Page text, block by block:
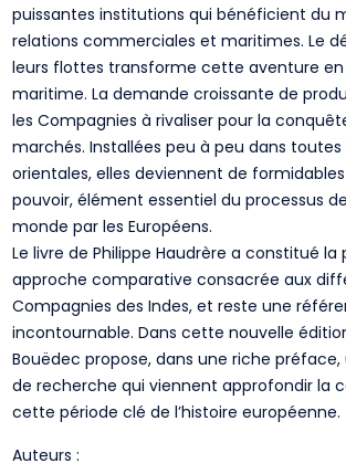
puissantes institutions qui bénéficient du
relations commerciales et maritimes. Le
leurs flottes transforme cette aventure
maritime. La demande croissante de
les Compagnies à rivaliser pour la
marchés. Installées peu à peu dans toutes
orientales, elles deviennent de
pouvoir, élément essentiel du processus
monde par les Européens.
Le livre de Philippe Haudrère a constitué la
approche comparative consacrée aux
Compagnies des Indes, et reste une
incontournable. Dans cette nouvelle
Bouëdec propose, dans une riche préface,
de recherche qui viennent approfondir la
cette période clé de l’histoire européenne.
Auteurs :